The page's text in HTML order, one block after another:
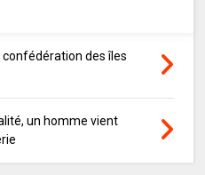
confédération des îles
un homme vient